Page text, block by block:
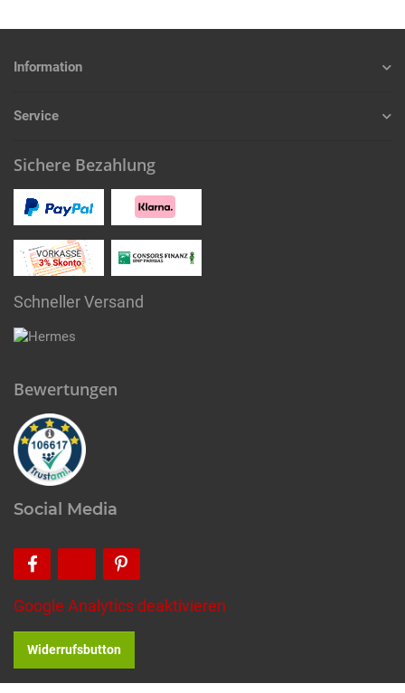
Information
Service
Sichere Bezahlung
Schneller Versand
Bewertungen
Social Media
Google Analytics deaktivieren
Widerrufsbutton